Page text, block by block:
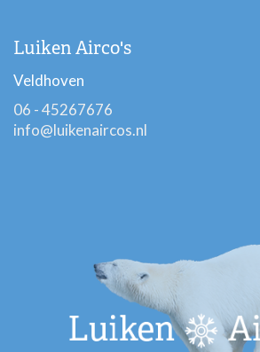
Luiken Airco's
Veldhoven
06 - 45267676
info@luikenaircos.nl